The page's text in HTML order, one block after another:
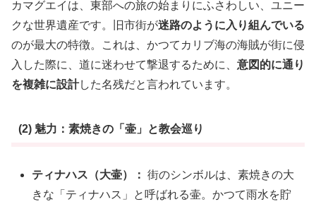
カマグエイは、東部への旅の始まりにふさわしい、ユニー
クな世界遺産です。旧市街が迷路のように入り組んでいる
のが最大の特徴。これは、かつてカリブ海の海賊が街に侵
入した際に、道に迷わせて撃退するために、 意図的に通り
を複雑に設計した名残だと言われています。
(2) 魅力：素焼きの「壷」と教会巡り
ティナハス（大壷）： 街のシンボルは、素焼きの大
きな「ティナハス」と呼ばれる壷。かつて雨水を貯